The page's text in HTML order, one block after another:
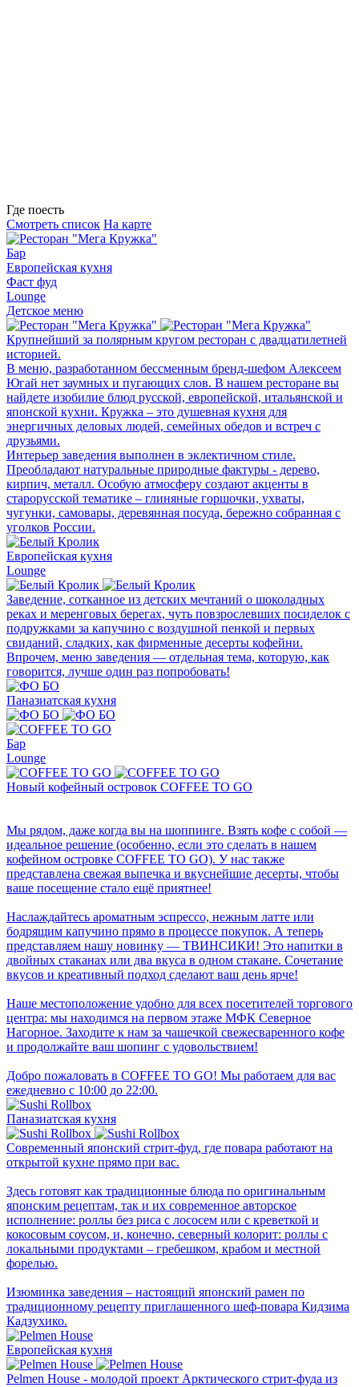
Где поесть
Смотреть список На карте
Бар
Европейская кухня
Фаст фуд
Lounge
Детское меню
Крупнейший за полярным кругом ресторан с двадцатилетней
историей.
В меню, разработанном бессменным бренд-шефом Алексеем
Югай нет заумных и пугающих слов. В нашем ресторане вы
найдете изобилие блюд русской, европейской, итальянской и
японской кухни. Кружка – это душевная кухня для
энергичных деловых людей, семейных обедов и встреч с
друзьями.
Интерьер заведения выполнен в эклектичном стиле.
Преобладают натуральные природные фактуры - дерево,
кирпич, металл. Особую атмосферу создают акценты в
старорусской тематике – глиняные горшочки, ухваты,
чугунки, самовары, деревянная посуда, бережно собранная с
уголков России.
Европейская кухня
Lounge
Заведение, сотканное из детских мечтаний о шоколадных
реках и меренговых берегах, чуть повзрослевших посиделок с
подружками за капучино с воздушной пенкой и первых
свиданий, сладких, как фирменные десерты кофейни.
Впрочем, меню заведения — отдельная тема, которую, как
говорится, лучше один раз попробовать!
Паназиатская кухня
Бар
Lounge
Новый кофейный островок COFFEE TO GO
Мы рядом, даже когда вы на шоппинге. Взять кофе с собой —
идеальное решение (особенно, если это сделать в нашем
кофейном островке COFFEE TO GO). У нас также
представлена свежая выпечка и вкуснейшие десерты, чтобы
ваше посещение стало ещё приятнее!
Наслаждайтесь ароматным эспрессо, нежным латте или
бодрящим капучино прямо в процессе покупок. А теперь
представляем нашу новинку — ТВИНСИКИ! Это напитки в
двойных стаканах или два вкуса в одном стакане. Сочетание
вкусов и креативный подход сделают ваш день ярче!
Наше местоположение удобно для всех посетителей торгового
центра: мы находимся на первом этаже МФК Северное
Нагорное. Заходите к нам за чашечкой свежесваренного кофе
и продолжайте ваш шопинг с удовольствием!
Добро пожаловать в COFFEE TO GO! Мы работаем для вас
ежедневно с 10:00 до 22:00.
Паназиатская кухня
Современный японский стрит-фуд, где повара работают на
открытой кухне прямо при вас.
Здесь готовят как традиционные блюда по оригинальным
японским рецептам, так и их современное авторское
исполнение: роллы без риса с лососем или с креветкой и
кокосовым соусом, и, конечно, северный колорит: роллы с
локальными продуктами – гребешком, крабом и местной
форелью.
Изюминка заведения – настоящий японский рамен по
традиционному рецепту приглашенного шеф-повара Кидзима
Кадзухико.
Европейская кухня
Pelmen House - молодой проект Арктического стрит-фуда из